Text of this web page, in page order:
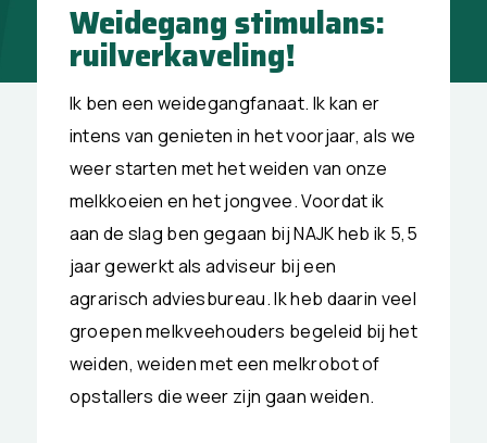
Weidegang stimulans:
ruilverkaveling!
Ik ben een weidegangfanaat. Ik kan er
intens van genieten in het voorjaar, als we
weer starten met het weiden van onze
melkkoeien en het jongvee. Voordat ik
aan de slag ben gegaan bij NAJK heb ik 5,5
jaar gewerkt als adviseur bij een
agrarisch adviesbureau. Ik heb daarin veel
groepen melkveehouders begeleid bij het
weiden, weiden met een melkrobot of
opstallers die weer zijn gaan weiden.